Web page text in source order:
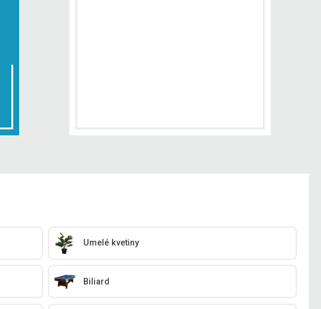
Umelé kvetiny
Biliard